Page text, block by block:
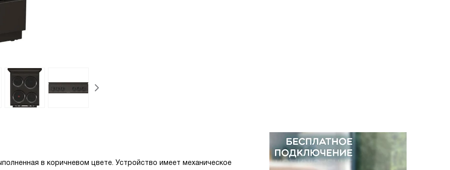
в коричневом цвете. Устройство имеет механическое